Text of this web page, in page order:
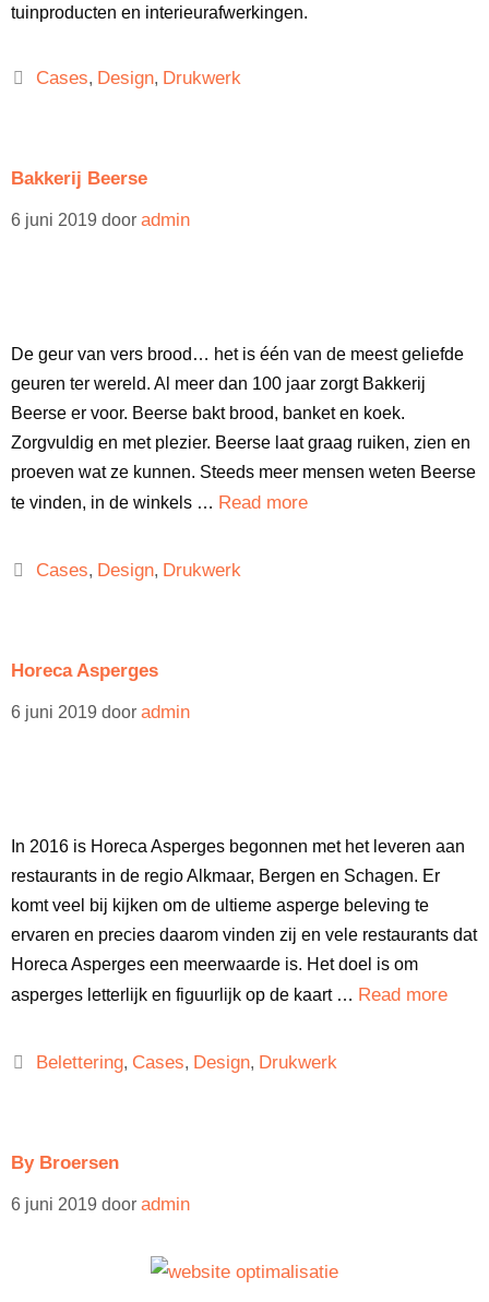
tuinproducten en interieurafwerkingen.
Cases, Design, Drukwerk
Bakkerij Beerse
6 juni 2019 door admin
De geur van vers brood… het is één van de meest geliefde
geuren ter wereld. Al meer dan 100 jaar zorgt Bakkerij
Beerse er voor. Beerse bakt brood, banket en koek.
Zorgvuldig en met plezier. Beerse laat graag ruiken, zien en
proeven wat ze kunnen. Steeds meer mensen weten Beerse
te vinden, in de winkels … Read more
Cases, Design, Drukwerk
Horeca Asperges
6 juni 2019 door admin
In 2016 is Horeca Asperges begonnen met het leveren aan
restaurants in de regio Alkmaar, Bergen en Schagen. Er
komt veel bij kijken om de ultieme asperge beleving te
ervaren en precies daarom vinden zij en vele restaurants dat
Horeca Asperges een meerwaarde is. Het doel is om
asperges letterlijk en figuurlijk op de kaart … Read more
Belettering, Cases, Design, Drukwerk
By Broersen
6 juni 2019 door admin